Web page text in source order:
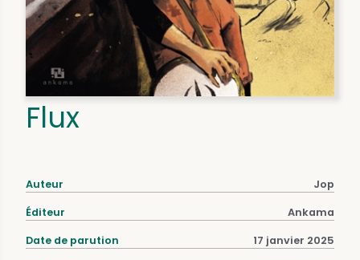
Flux
Auteur Jop
Éditeur Ankama
Date de parution 17 janvier 2025